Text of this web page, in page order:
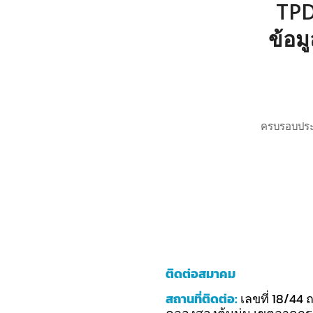
ข้อ
ครบรอบป
ติดต่อสมาคม
สถานที่ติดต่อ: เลขที่ 18/